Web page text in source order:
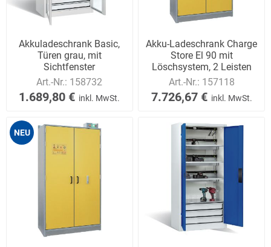
Akkuladeschrank Basic,
Türen grau, mit
Sichtfenster
Art.-Nr.: 158732
1.689,80 € inkl. MwSt.
Akku-Ladeschrank Charge
Store El 90 mit
Löschsystem, 2 Leisten
Art.-Nr.: 157118
7.726,67 € inkl. MwSt.
NEU